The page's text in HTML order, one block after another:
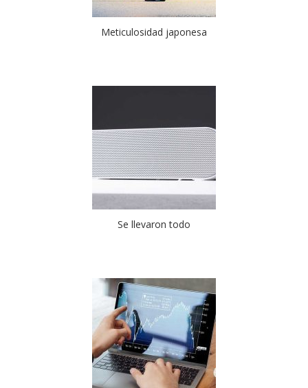
Meticulosidad japonesa
Se llevaron todo